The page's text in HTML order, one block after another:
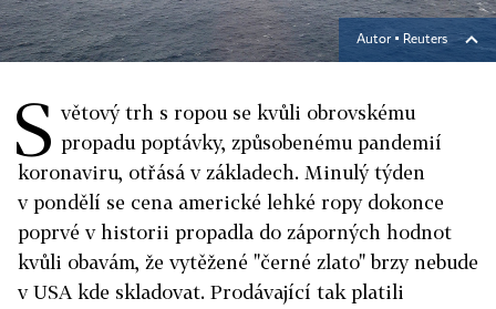
Autor ▪ Reuters
S větový trh s ropou se kvůli obrovskému
propadu poptávky, způsobenému pandemií
koronaviru, otřásá v základech. Minulý týden
v pondělí se cena americké lehké ropy dokonce
poprvé v historii propadla do záporných hodnot
kvůli obavám, že vytěžené "černé zlato" brzy nebude
v USA kde skladovat. Prodávající tak platili